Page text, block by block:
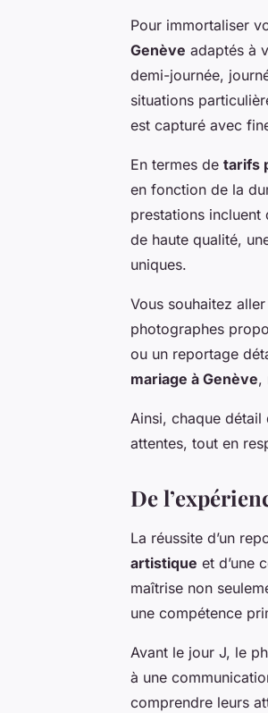
Pour immortaliser
Genève adaptés à
demi-journée,
situations
est capturé avec
En termes de tarifs
en fonction de la
prestations incluent
de haute qualité,
uniques.
Vous souhaitez
photographes
ou un reportage
mariage à Genève,
Ainsi, chaque
attentes, tout en
De
La réussite d’un
artistique et d’une
maîtrise non
une compétence
Avant le jour J, le
à une
comprendre leurs